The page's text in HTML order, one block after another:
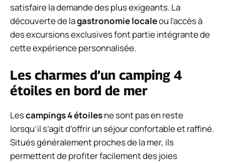
satisfaire la demande des plus exigeants. La
découverte de lagastronomie localeou l’accès à
des excursions exclusives font partie intégrante de
cette expérience personnalisée.
Les charmes d’un camping 4
étoiles en bord de mer
Lescampings 4 étoilesne sont pas en reste
lorsqu’il s’agit d’offrir un séjour confortable et raffiné.
Situés généralement proches de la mer, ils
permettent de profiter facilement des joies